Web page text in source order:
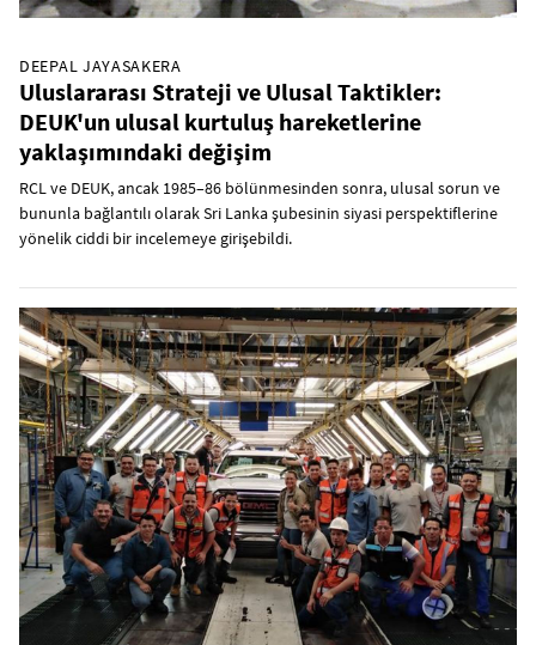
DEEPAL JAYASAKERA
Uluslararası Strateji ve Ulusal Taktikler:
DEUK'un ulusal kurtuluş hareketlerine
yaklaşımındaki değişim
RCL ve DEUK, ancak 1985–86 bölünmesinden sonra, ulusal sorun ve
bununla bağlantılı olarak Sri Lanka şubesinin siyasi perspektiflerine
yönelik ciddi bir incelemeye girişebildi.